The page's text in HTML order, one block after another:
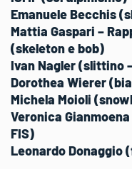
Emanuele Becchis
Mattia Gaspari –
(skeleton e bob)
Ivan Nagler (slittino
Dorothea Wierer
Michela Moioli
Veronica
FIS)
Leonardo Donaggio